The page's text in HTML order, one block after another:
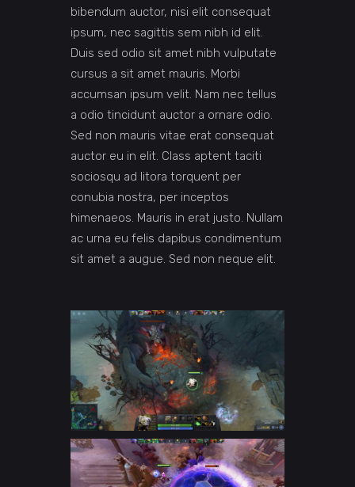
bibendum auctor, nisi elit consequat
ipsum, nec sagittis sem nibh id elit.
Duis sed odio sit amet nibh vulputate
cursus a sit amet mauris. Morbi
accumsan ipsum velit. Nam nec tellus
a odio tincidunt auctor a ornare odio.
Sed non mauris vitae erat consequat
auctor eu in elit. Class aptent taciti
sociosqu ad litora torquent per
conubia nostra, per inceptos
himenaeos. Mauris in erat justo. Nullam
ac urna eu felis dapibus condimentum
sit amet a augue. Sed non neque elit.